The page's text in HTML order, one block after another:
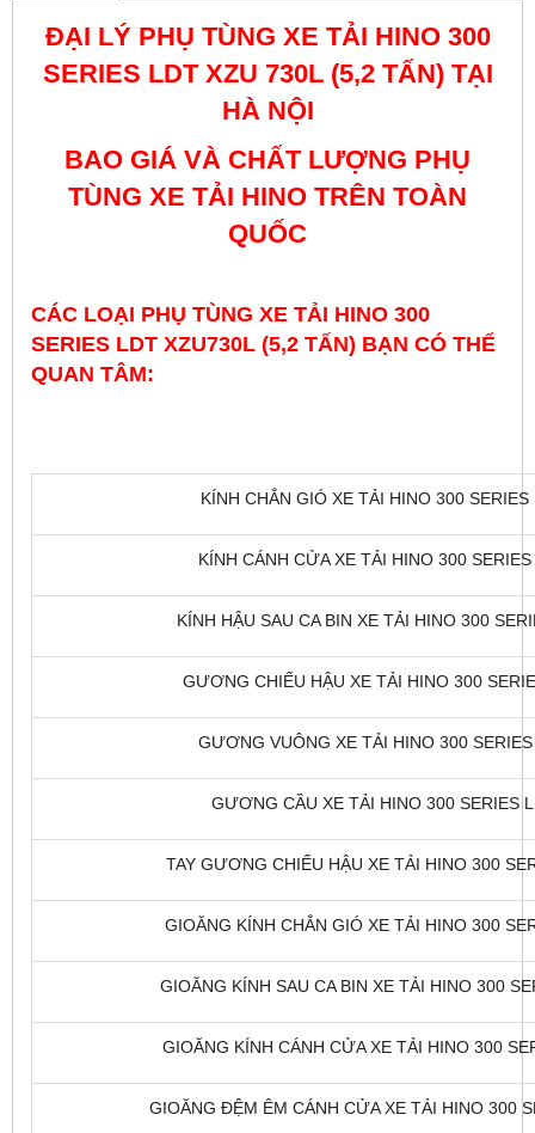
ĐẠI LÝ PHỤ TÙNG XE TẢI HINO 300
SERIES LDT XZU 730L (5,2 TẤN) TẠI
HÀ NỘI
BAO GIÁ VÀ CHẤT LƯỢNG PHỤ
TÙNG XE TẢI HINO TRÊN TOÀN
QUỐC
CÁC LOẠI PHỤ TÙNG XE TẢI HINO 300
SERIES LDT XZU730L (5,2 TẤN) BẠN CÓ THỂ
QUAN TÂM:
KÍNH CHẮN GIÓ XE TẢI HINO 300
KÍNH CÁNH CỬA XE TẢI HINO 300
KÍNH HẬU SAU CA BIN XE TẢI HINO 300
GƯƠNG CHIẾU HẬU XE TẢI HINO 300
GƯƠNG VUÔNG XE TẢI HINO 300
GƯƠNG CẦU XE TẢI HINO 300 SERIES
TAY GƯƠNG CHIẾU HẬU XE TẢI HINO 300
GIOĂNG KÍNH CHẮN GIÓ XE TẢI HINO 300
GIOĂNG KÍNH SAU CA BIN XE TẢI HINO 300
GIOĂNG KÍNH CÁNH CỬA XE TẢI HINO 300
GIOĂNG ĐỆM ÊM CÁNH CỬA XE TẢI HINO 300